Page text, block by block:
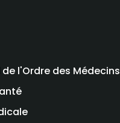
l'Ordre des Médecins